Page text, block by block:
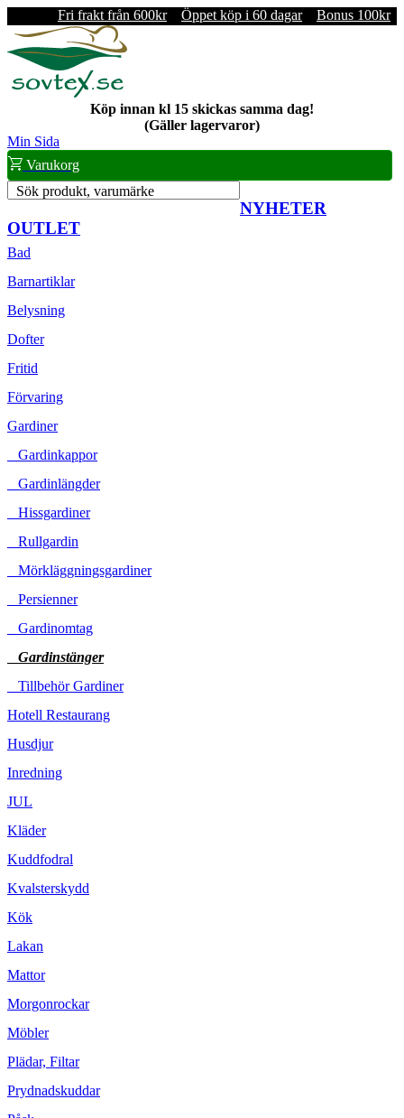
Fri frakt från 600kr Öppet köp i 60 dagar Bonus 100kr
Köp innan kl 15 skickas samma dag!
(Gäller lagervaror)
Min Sida
Varukorg
Sök produkt, varumärke
NYHETER
OUTLET
Bad
Barnartiklar
Belysning
Dofter
Fritid
Förvaring
Gardiner
Gardinkappor
Gardinlängder
Hissgardiner
Rullgardin
Mörkläggningsgardiner
Persienner
Gardinomtag
Gardinstänger
Tillbehör Gardiner
Hotell Restaurang
Husdjur
Inredning
JUL
Kläder
Kuddfodral
Kvalsterskydd
Kök
Lakan
Mattor
Morgonrockar
Möbler
Plädar, Filtar
Prydnadskuddar